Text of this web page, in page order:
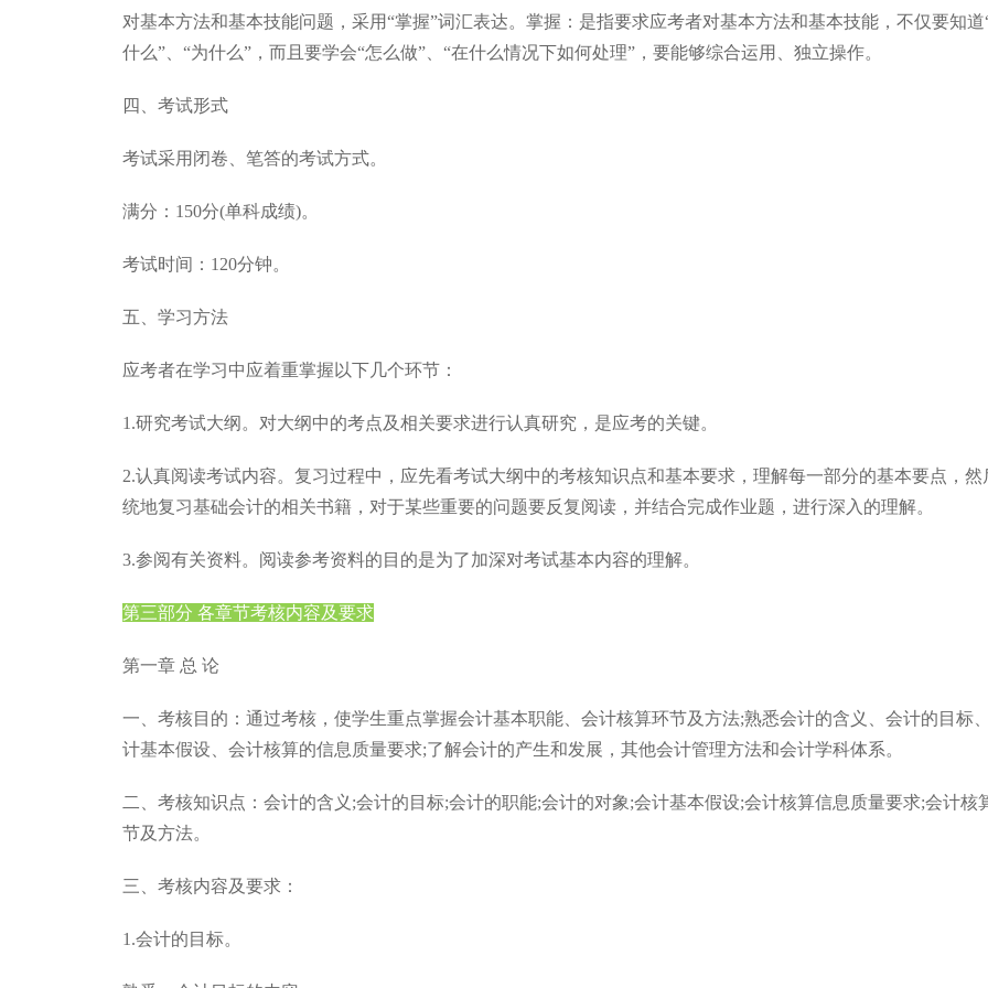
对基本方法和基本技能问题，采用“掌握”词汇表达。掌握：是指要求应考者对基本方法和基本技能，不仅要知道
什么”、“为什么”，而且要学会“怎么做”、“在什么情况下如何处理”，要能够综合运用、独立操作。
四、考试形式
考试采用闭卷、笔答的考试方式。
满分：150分(单科成绩)。
考试时间：120分钟。
五、学习方法
应考者在学习中应着重掌握以下几个环节：
1.研究考试大纲。对大纲中的考点及相关要求进行认真研究，是应考的关键。
2.认真阅读考试内容。复习过程中，应先看考试大纲中的考核知识点和基本要求，理解每一部分的基本要点，然
统地复习基础会计的相关书籍，对于某些重要的问题要反复阅读，并结合完成作业题，进行深入的理解。
3.参阅有关资料。阅读参考资料的目的是为了加深对考试基本内容的理解。
第三部分 各章节考核内容及要求
第一章 总 论
一、考核目的：通过考核，使学生重点掌握会计基本职能、会计核算环节及方法;熟悉会计的含义、会计的目标
计基本假设、会计核算的信息质量要求;了解会计的产生和发展，其他会计管理方法和会计学科体系。
二、考核知识点：会计的含义;会计的目标;会计的职能;会计的对象;会计基本假设;会计核算信息质量要求;会计核
节及方法。
三、考核内容及要求：
1.会计的目标。